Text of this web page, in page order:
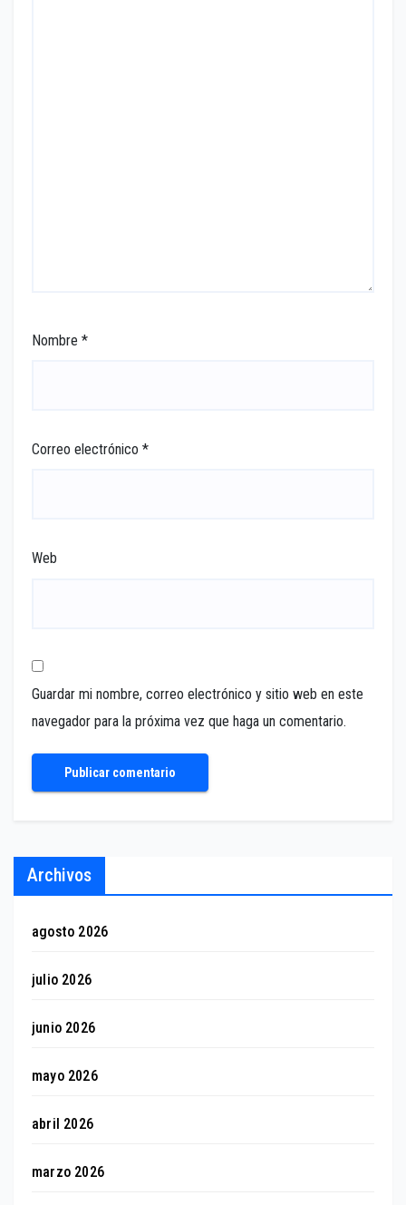
Nombre *
Correo electrónico *
Web
Guardar mi nombre, correo electrónico y sitio web en este
navegador para la próxima vez que haga un comentario.
Archivos
agosto 2026
julio 2026
junio 2026
mayo 2026
abril 2026
marzo 2026